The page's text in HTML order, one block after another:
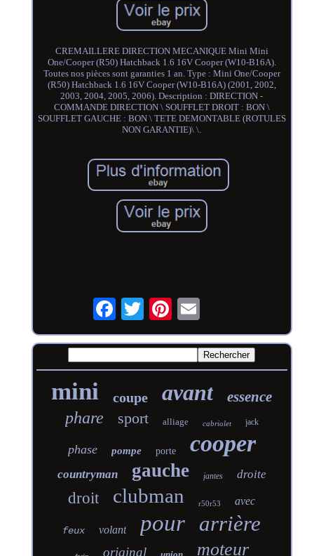
CREMAILLERE DIRECTION MECANIQUE Mini Mini
One/Cooper (R50) Hatchback 1.6 16V Cooper (W10-B16A).
Toutes nos pièces sont garanties 1 an. Type : Mini One/Cooper
(R50) Hatchback 1.6 16V Cooper (W10-B16A) (2001, 2002,
2003, 2004, 2005, 2006). Description : DIRECTION -
COMMANDE DIRECTION \ SOUFFLET DROIT : BON \
SOUFFLET GAUCHE : BON \ TETE DEMONTABLE (ROTULES
NON GARANTIE)\ \.
mini coupe avant essence
phare sport alliage cabriolet jack
phase pompe porte cooper
countryman gauche jantes droite
droit clubman r50r53 avec
feux volant pour arrière
original moteur